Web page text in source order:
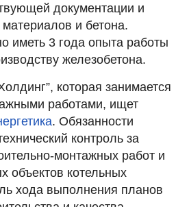
документации и
и бетона.
иметь 3 года опыта работы
железобетона.
которая занимается
работами, ищет
. Обязанности
контроль за
монтажных работ и
объектов котельных
хода выполнения планов